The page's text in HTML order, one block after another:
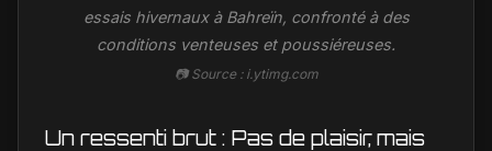
essais hivernaux à Bahreïn, confronté à des
conditions venteuses et poussiéreuses.
📷 Source : i.ytimg.com
Un ressenti brut : Pas de plaisir, mais